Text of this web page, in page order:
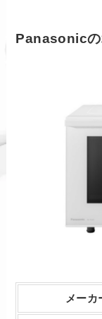
Panasonicの
メーカ